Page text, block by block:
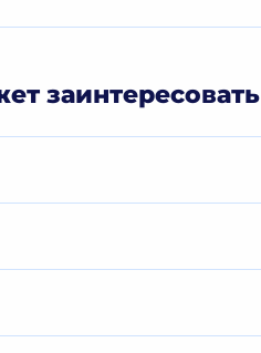
заинтересовать